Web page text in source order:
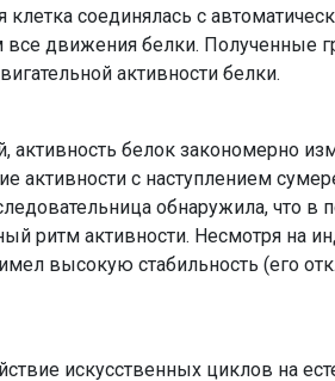
соединялась с
движения белки. Полученные
активности белки.
актив­ность белок закономерно
активности с наступлением
обнаружила, что в
ритм активности. Несмотря на
высокую стабиль­ность (его
ис­кусственных циклов на